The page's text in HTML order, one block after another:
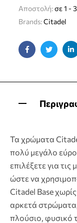
Αποστολή:σε 1 -
Brands:Citadel
FacebookTwitter
Τα χρώματα
πολύ μεγάλο
επιλέξετε για
ώστε να
Citadel Base
αρκετά
πλούσιο, φυσικό